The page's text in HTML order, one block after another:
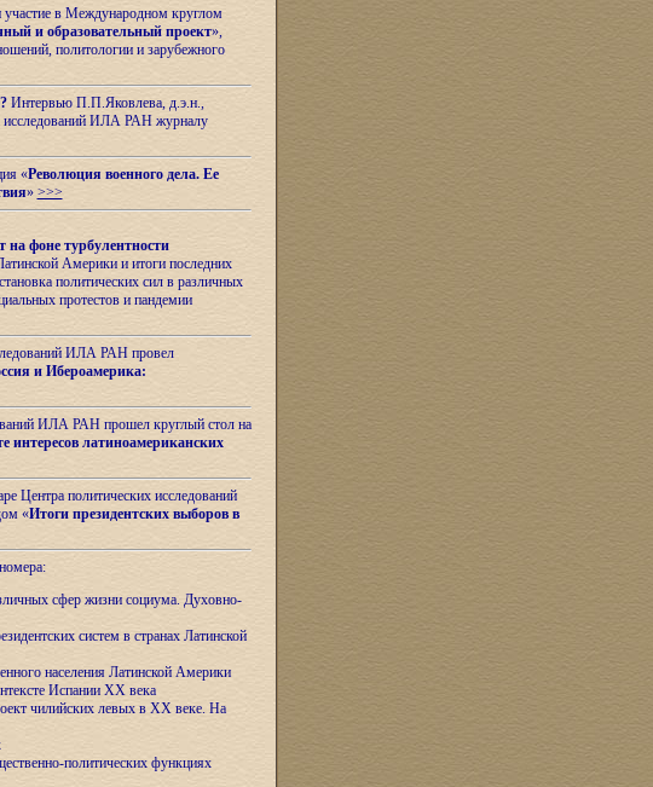
в Международном круглом
и образовательный проект»,
политологии и зарубежного
Интервью П.П.Яковлева, д.э.н.,
исследований ИЛА РАН журналу
«Революция военного дела. Ее
» >>>
фоне турбулентности
Америки и итоги последних
политических сил в различных
протестов и пандемии
ИЛА РАН провел
и Ибероамерика:
ИЛА РАН прошел круглый стол на
латиноамериканских
Центра политических исследований
«Итоги президентских выборов в
сфер жизни социума. Духовно-
систем в странах Латинской
населения Латинской Америки
Испании XX века
чилийских левых в XX веке. На
политических функциях